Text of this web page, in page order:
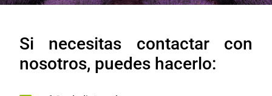
Si necesitas contactar con
nosotros, puedes hacerlo: